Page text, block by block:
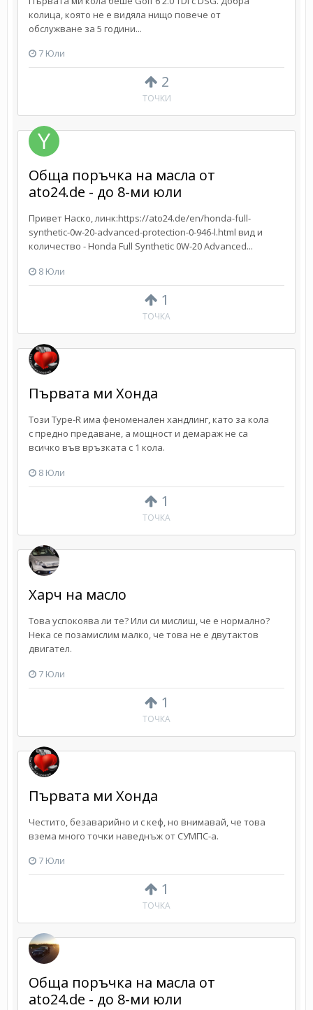
2
ТОЧКИ
колица, която не е видяла нищо повече от
обслужване за 5 години...
7 Юли
1
ТОЧКА
Обща поръчка на масла от
ato24.de - до 8-ми юли
Привет Наско, линк:https://ato24.de/en/honda-full-
synthetic-0w-20-advanced-protection-0-946-l.html вид и
количество - Honda Full Synthetic 0W-20 Advanced...
8 Юли
1
ТОЧКА
Първата ми Хонда
Този Type-R има феноменален хандлинг, като за кола
с предно предаване, а мощност и демараж не са
всичко във връзката с 1 кола.
8 Юли
1
ТОЧКА
Харч на масло
Това успокоява ли те? Или си мислиш, че е нормално?
Нека се позамислим малко, че това не е двутактов
двигател.
7 Юли
1
ТОЧКА
Първата ми Хонда
Честито, безаварийно и с кеф, но внимавай, че това
взема много точки наведнъж от СУМПС-а.
7 Юли
Обща поръчка на масла от
ato24.de - до 8-ми юли